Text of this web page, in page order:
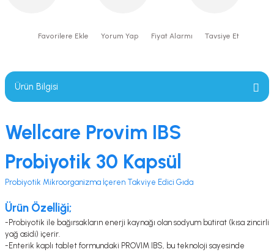
Yorum Yap Fiyat Alarmı Tavsiye Et
Ürün Bilgisi
Wellcare Provim IBS
Probiyotik 30 Kapsül
Probiyotik Mikroorganizma İçeren Takviye Edici Gıda
Ürün Özelliği;
-Probiyotik ile bağırsakların enerji kaynağı olan sodyum bütirat (kısa zincirli
yağ asidi) içerir.
-Enterik kaplı tablet formundaki PROVIM IBS, bu teknoloji sayesinde